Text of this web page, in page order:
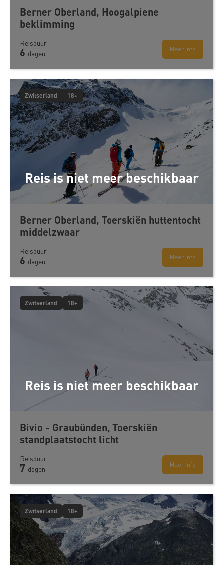
Berner Oberland, Hoogalpiene
beklimming
Meer info
Reisduur
6 dagen
Reis is niet meer beschikbaar
Zwitserland 18+
Berner Oberland, Toerskiën huttentocht
middelzwaar
Meer info
Reisduur
6 dagen
Reis is niet meer beschikbaar
Zwitserland 18+
Bivio - Graubünden, Toerskiën
standplaatstocht licht
Meer info
Reisduur
7 dagen
Zwitserland 18+